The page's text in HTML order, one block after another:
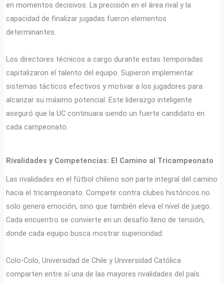
en momentos decisivos. La precisión en el área rival y la
capacidad de finalizar jugadas fueron elementos
determinantes.
Los directores técnicos a cargo durante estas temporadas
capitalizaron el talento del equipo. Supieron implementar
sistemas tácticos efectivos y motivar a los jugadores para
alcanzar su máximo potencial. Este liderazgo inteligente
aseguró que la UC continuara siendo un fuerte candidato en
cada campeonato.
Rivalidades y Competencias: El Camino al Tricampeonato
Las rivalidades en el fútbol chileno son parte integral del camino
hacia el tricampeonato. Competir contra clubes históricos no
solo genera emoción, sino que también eleva el nivel de juego.
Cada encuentro se convierte en un desafío lleno de tensión,
donde cada equipo busca mostrar superioridad.
Colo-Colo, Universidad de Chile y Universidad Católica
comparten entre sí una de las mayores rivalidades del país.